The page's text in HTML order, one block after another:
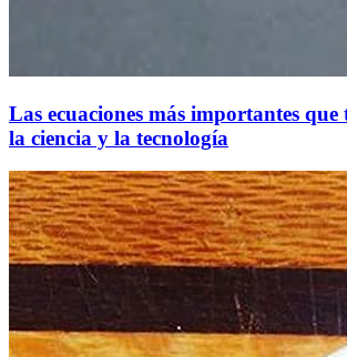
Las ecuaciones más importantes
la ciencia y la tecnología